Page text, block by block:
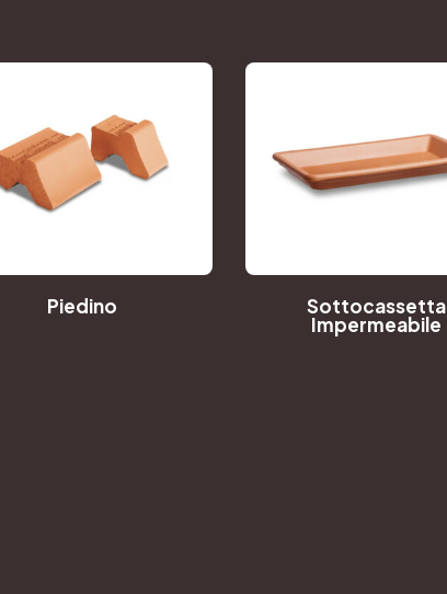
Piedino Sottocassetta
Impermeabile